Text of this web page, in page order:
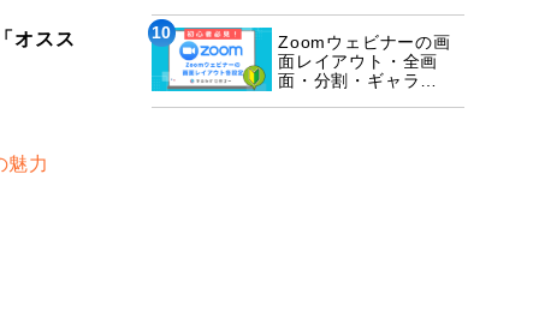
オスス
魅力
10
Zoomウェビナーの画
面レイアウト・全画
面・分割・ギャラ…